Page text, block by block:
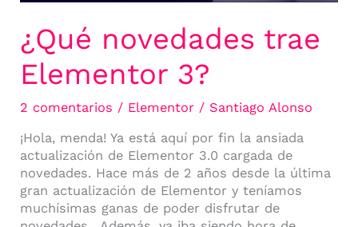
¿Qué novedades trae
Elementor 3?
2 comentarios / Elementor / Santiago Alonso
¡Hola, menda! Ya está aquí por fin la ansiada
actualización de Elementor 3.0 cargada de
novedades. Hace más de 2 años desde la última
gran actualización de Elementor y teníamos
muchísimas ganas de poder disfrutar de